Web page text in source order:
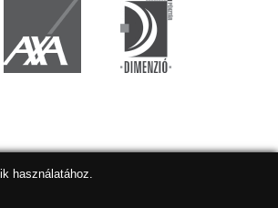
használatához.